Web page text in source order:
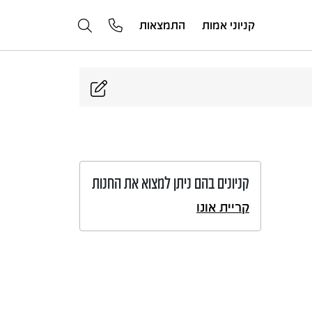
קניוני אמות התמצאות
קניונים בהם ניתן למצוא את החנות
קריית אונו